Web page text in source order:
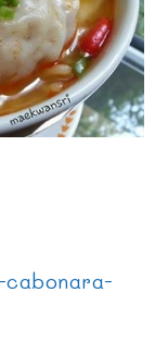
cabonara-